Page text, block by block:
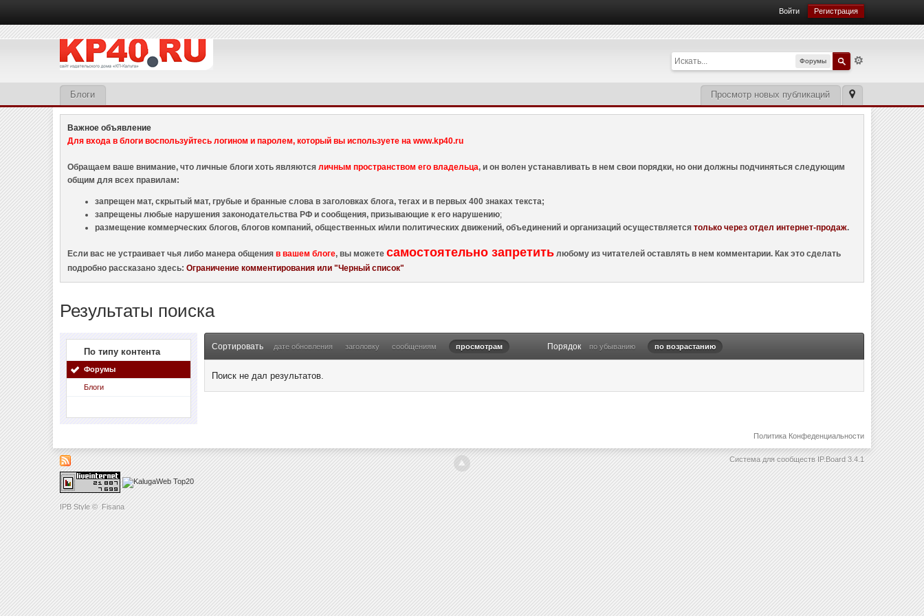
IPB Style © Fisana
Войти Регистрация
Форумы
Просмотр новых публикаций
Блоги
Важное объявление
Для входа в блоги воспользуйтесь логином и паролем, который вы используете на www.kp40.ru
Обращаем ваше внимание, что личные блоги хоть являютсяличным пространством его владельца, и он волен устанавливать в нем свои порядки, но они должны подчиняться следующим
общим для всех правилам:
запрещен мат, скрытый мат, грубые и бранные слова в заголовках блога, тегах и в первых 400 знаках текста;
запрещены любые нарушения законодательства РФ и сообщения, призывающие к его нарушению;
размещение коммерческих блогов, блогов компаний, общественных и/или политических движений, объединений и организаций осуществляетсятолько через отдел интернет-продаж.
Если вас не устраивает чья либо манера общенияв вашем блоге, вы можетесамостоятельно запретить любому из читателей оставлять в нем комментарии. Как это сделать
подробно рассказано здесь:Ограничение комментирования или "Черный список"
Результаты поиска
По типу контента
Форумы
Блоги
Сортировать дате обновления заголовку сообщениям просмотрам Порядок по убыванию по возрастанию
Поиск не дал результатов.
Политика Конфеденциальности
Система для сообществ IP.Board 3.4.1